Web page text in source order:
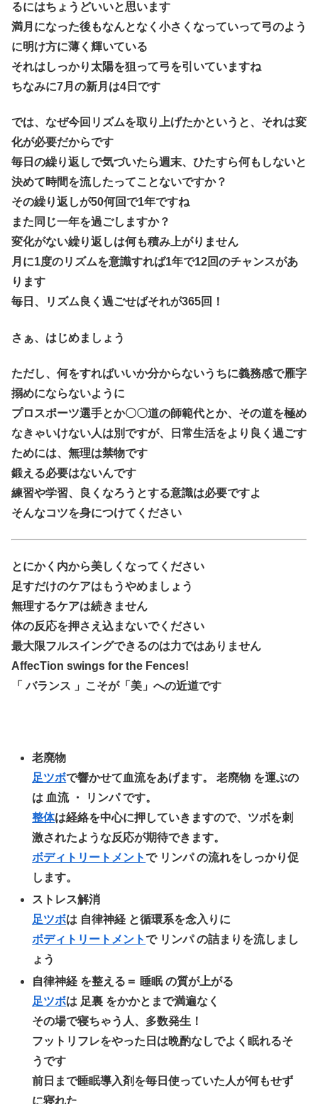
るにはちょうどいいと思います
満月になった後もなんとなく小さくなっていって弓のよう
に明け方に薄く輝いている
それはしっかり太陽を狙って弓を引いていますね
ちなみに7月の新月は4日です
では、なぜ今回リズムを取り上げたかというと、それは変
化が必要だからです
毎日の繰り返しで気づいたら週末、ひたすら何もしないと
決めて時間を流したってことないですか？
その繰り返しが50何回で1年ですね
また同じ一年を過ごしますか？
変化がない繰り返しは何も積み上がりません
月に1度のリズムを意識すれば1年で12回のチャンスがあ
ります
毎日、リズム良く過ごせばそれが365回！
さぁ、はじめましょう
ただし、何をすればいいか分からないうちに義務感で雁字
搦めにならないように
プロスポーツ選手とか〇〇道の師範代とか、その道を極め
なきゃいけない人は別ですが、日常生活をより良く過ごす
ためには、無理は禁物です
鍛える必要はないんです
練習や学習、良くなろうとする意識は必要ですよ
そんなコツを身につけてください
とにかく内から美しくなってください
足すだけのケアはもうやめましょう
無理するケアは続きません
体の反応を押さえ込まないでください
最大限フルスイングできるのは力ではありません
AffecTion swings for the Fences!
「 バランス 」こそが「美」への近道です
老廃物
足ツボで響かせて血流をあげます。 老廃物 を運ぶの
は 血流 ・ リンパ です。
整体は経絡を中心に押していきますので、ツボを刺
激されたような反応が期待できます。
ボディトリートメントで リンパ の流れをしっかり促
します。
ストレス解消
足ツボは 自律神経 と循環系を念入りに
ボディトリートメントで リンパ の詰まりを流しまし
ょう
自律神経 を整える＝ 睡眠 の質が上がる
足ツボは 足裏 をかかとまで満遍なく
その場で寝ちゃう人、多数発生！
フットリフレをやった日は晩酌なしでよく眠れるそ
うです
前日まで睡眠導入剤を毎日使っていた人が何もせず
に寝れた